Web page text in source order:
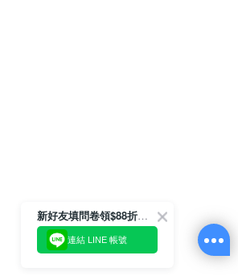
新好友填問卷領$88折扣金
連結 LINE 帳號